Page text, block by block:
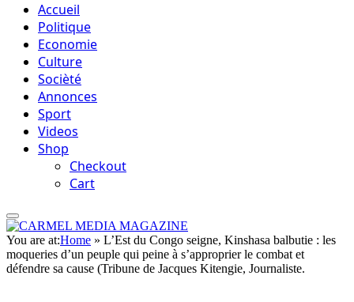
Accueil
Politique
Economie
Culture
Socièté
Annonces
Sport
Videos
Shop
Checkout
Cart
You are at:Home » L’Est du Congo seigne, Kinshasa balbutie : les
moqueries d’un peuple qui peine à s’approprier le combat et
défendre sa cause (Tribune de Jacques Kitengie, Journaliste.